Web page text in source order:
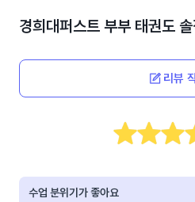
경희대퍼스트 부부 태권도
리뷰
수업 분위기가 좋아요